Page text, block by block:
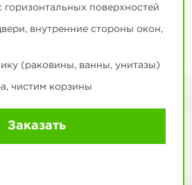
поверхностей
внутренние стороны окон,
(раковины, ванны, унитазы)
чистим корзины
Заказать